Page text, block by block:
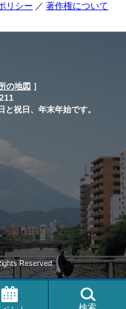
リシー 著作権について
の地図 ］
祝日、年末年始です。
Reserved.